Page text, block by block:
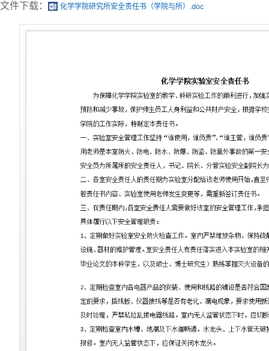
文件下载： 化学学院研究所安全责任书（学院与所）.doc